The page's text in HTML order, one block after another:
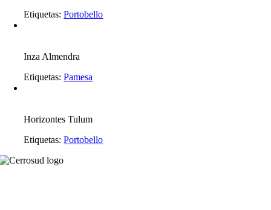
Etiquetas:Portobello
Inza Almendra
Etiquetas:Pamesa
Horizontes Tulum
Etiquetas:Portobello